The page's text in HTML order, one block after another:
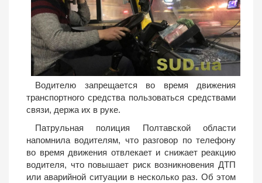
Водителю запрещается во время движения
транспортного средства пользоваться средствами
связи, держа их в руке.
Патрульная полиция Полтавской области
напомнила водителям, что разговор по телефону
во время движения отвлекает и снижает реакцию
водителя, что повышает риск возникновения ДТП
или аварийной ситуации в несколько раз. Об этом